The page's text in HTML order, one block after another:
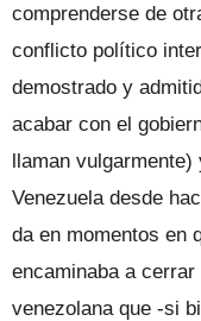
comprenderse de
conflicto político
demostrado y
acabar con el
llaman
Venezuela desde
da en momentos en
encaminaba a
venezolana que -si